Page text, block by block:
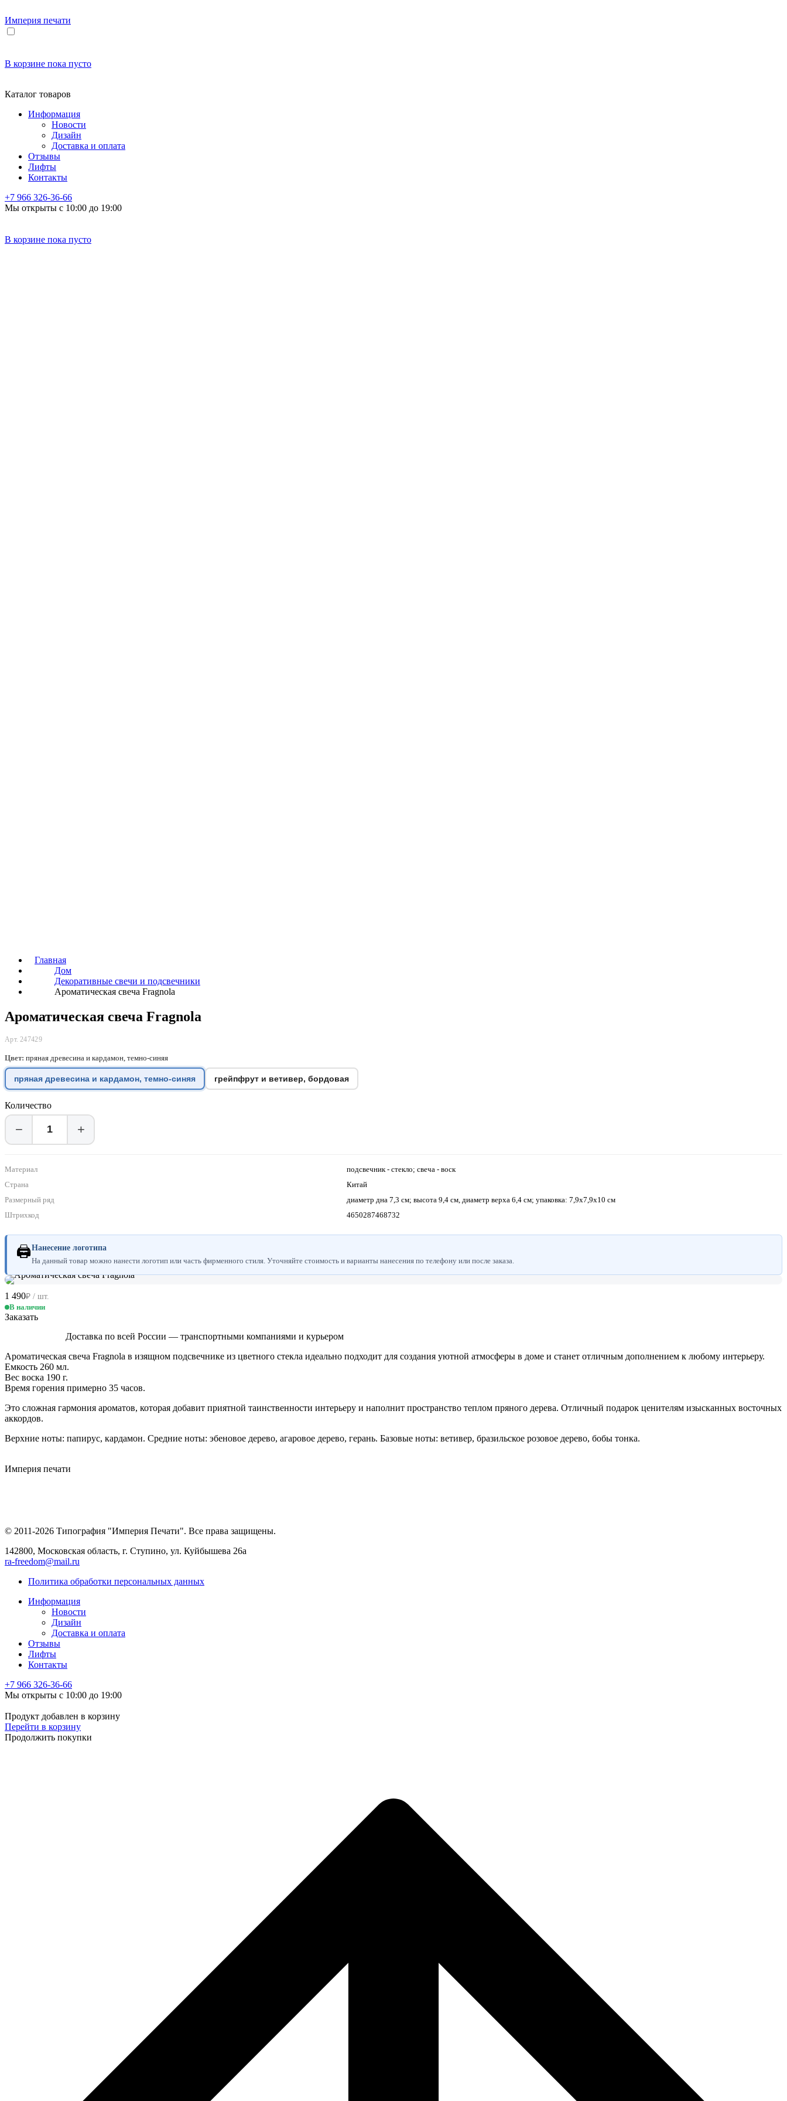
Империя печати
В корзине пока пусто
Каталог товаров
Информация
Новости
Дизайн
Доставка и оплата
Отзывы
Лифты
Контакты
+7 966 326-36-66
Мы открыты с 10:00 до 19:00
В корзине пока пусто
Главная
Дом
Декоративные свечи и подсвечники
Ароматическая свеча Fragnola
Ароматическая свеча Fragnola
Арт. 247429
Цвет: пряная древесина и кардамон, темно-синяя
пряная древесина и кардамон, темно-синяя грейпфрут и ветивер, бордовая
Количество
− +
Материал
подсвечник - стекло; свеча - воск
Страна
Китай
Размерный ряд
диаметр дна 7,3 см; высота 9,4 см, диаметр верха 6,4 см; упаковка: 7,9х7,9х10 см
Штрихкод
4650287468732
🖨Нанесение логотипа
На данный товар можно нанести логотип или часть фирменного стиля. Уточняйте стоимость и варианты нанесения по телефону или после заказа.
1 490₽ / шт.
В наличии
Заказать
Доставка по всей России — транспортными компаниями и курьером
Ароматическая свеча Fragnola в изящном подсвечнике из цветного стекла идеально подходит для создания уютной атмосферы в доме и станет отличным дополнением к любому интерьеру.
Емкость 260 мл.
Вес воска 190 г.
Время горения примерно 35 часов.
Это сложная гармония ароматов, которая добавит приятной таинственности интерьеру и наполнит пространство теплом пряного дерева. Отличный подарок ценителям изысканных восточных
аккордов.
Верхние ноты: папирус, кардамон. Средние ноты: эбеновое дерево, агаровое дерево, герань. Базовые ноты: ветивер, бразильское розовое дерево, бобы тонка.
Империя печати
© 2011-2026 Типография "Империя Печати". Все права защищены.
142800, Московская область, г. Ступино, ул. Куйбышева 26а
ra-freedom@mail.ru
Политика обработки персональных данных
Информация
Новости
Дизайн
Доставка и оплата
Отзывы
Лифты
Контакты
+7 966 326-36-66
Мы открыты с 10:00 до 19:00
Продукт добавлен в корзину
Перейти в корзину
Продолжить покупки